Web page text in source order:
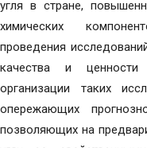
угля в стране,
химических
проведения
качества и
организации таких
опережающих
позволяющих на